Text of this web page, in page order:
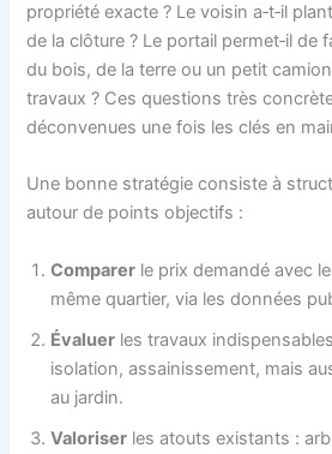
propriété exacte ? Le voisin a‑t‑il
de la clôture ? Le portail permet‑il de
du bois, de la terre ou un petit
travaux ? Ces questions très
déconvenues une fois les clés en
Une bonne stratégie consiste à
autour de points objectifs :
Comparer le prix demandé avec
même quartier, via les données
Évaluer les travaux
isolation, assainissement, mais
au jardin.
Valoriser les atouts existants :